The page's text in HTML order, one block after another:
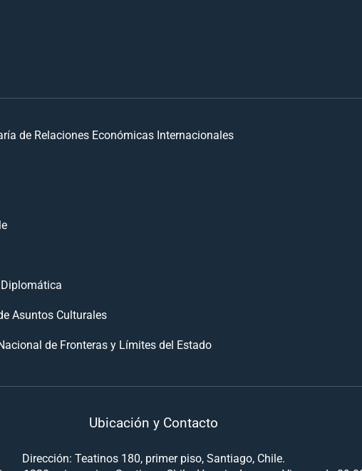
de Relaciones Económicas Internacionales
Asuntos Culturales
de Fronteras y Límites del Estado
Ubicación y Contacto
Dirección: Teatinos 180, primer piso, Santiago, Chile.